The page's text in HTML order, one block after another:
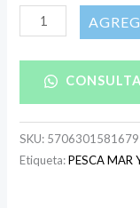
SKU:
Etiqueta:PESCA MAR